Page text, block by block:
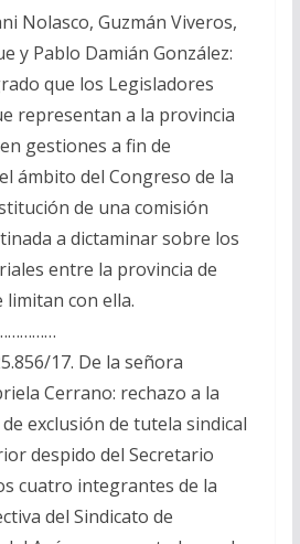
Nolasco, Guzmán Viveros,
y Pablo Damián González:
que los Legisladores
representan a la provincia
gestiones a fin de
ámbito del Congreso de la
de una comisión
a dictaminar sobre los
entre la provincia de
limitan con ella.
17. De la señora
Cerrano: rechazo a la
exclusión de tutela sindical
despido del Secretario
cuatro integrantes de la
del Sindicato de